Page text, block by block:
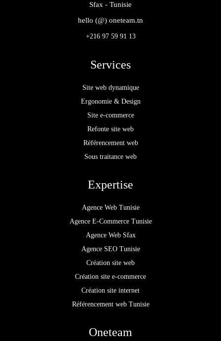
Sfax - Tunisie
hello (@) oneteam.tn
+216 97 59 91 13
Services
Site web dynamique
Ergonomie & Design
Site e-commerce
Refonte site web
Référencement web
Sous traitance web
Expertise
Agence Web Tunisie
Agence E-Commerce Tunisie
Agence Web Sfax
Agence SEO Tunisie
Création site web
Création site e-commerce
Création site internet
Référencement web Tunisie
Oneteam